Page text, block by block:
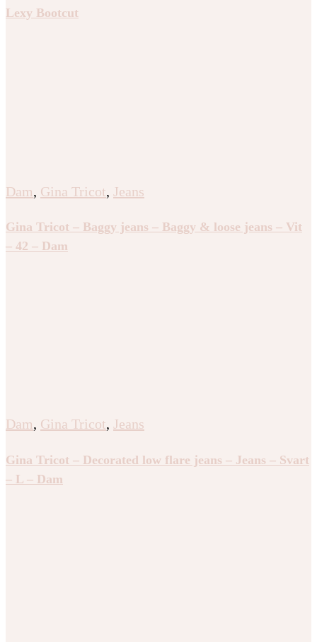
Lexy Bootcut
Dam, Gina Tricot, Jeans
Gina Tricot – Baggy jeans – Baggy & loose jeans – Vit
– 42 – Dam
Dam, Gina Tricot, Jeans
Gina Tricot – Decorated low flare jeans – Jeans – Svart
– L – Dam